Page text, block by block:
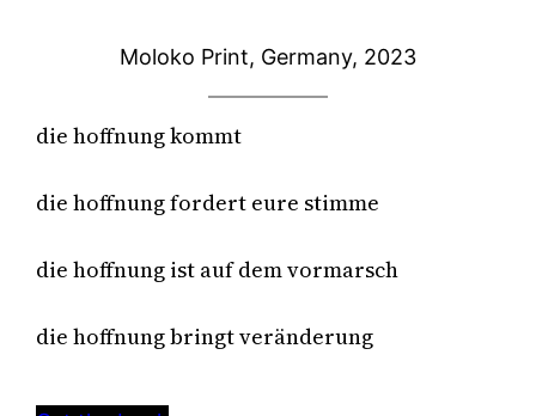
Moloko Print, Germany, 2023
die hoffnung kommt
die hoffnung fordert eure stimme
die hoffnung ist auf dem vormarsch
die hoffnung bringt veränderung